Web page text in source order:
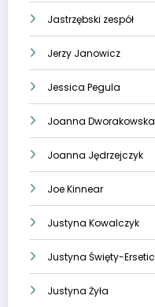
Jastrzębski zespół
Jerzy Janowicz
Jessica Pegula
Joanna Dworakowska
Joanna Jędrzejczyk
Joe Kinnear
Justyna Kowalczyk
Justyna Święty-Ersetic
Justyna Żyła